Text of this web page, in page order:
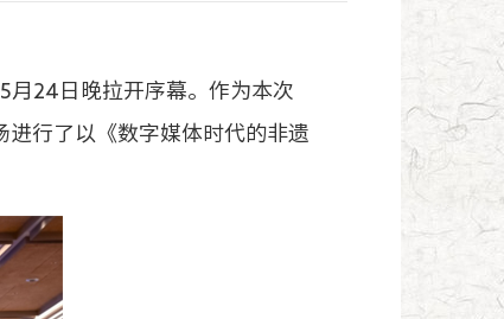
24日晚拉开序幕。作为本次
行了以《数字媒体时代的非遗